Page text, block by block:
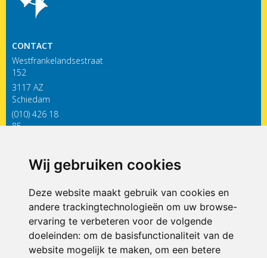
Wij gebruiken cookies
Deze website maakt gebruik van cookies en
andere trackingtechnologieën om uw browse-
ervaring te verbeteren voor de volgende
doeleinden: om de basisfunctionaliteit van de
website mogelijk te maken, om een betere
CONTACT
Westfrankelandsestraat
152
3117 AZ
Schiedam
(010) 426 18
85
ONDERDEEL VAN